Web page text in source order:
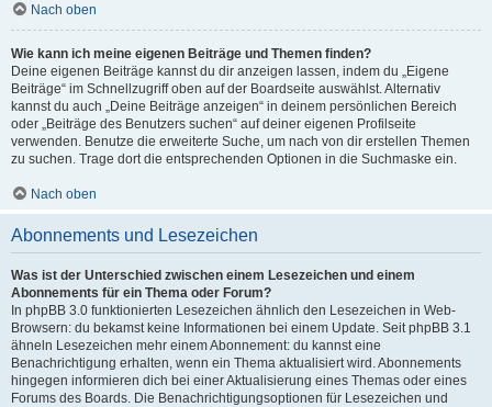
Nach oben
Wie kann ich meine eigenen Beiträge und Themen finden?
Deine eigenen Beiträge kannst du dir anzeigen lassen, indem du „Eigene
Beiträge“ im Schnellzugriff oben auf der Boardseite auswählst. Alternativ
kannst du auch „Deine Beiträge anzeigen“ in deinem persönlichen Bereich
oder „Beiträge des Benutzers suchen“ auf deiner eigenen Profilseite
verwenden. Benutze die erweiterte Suche, um nach von dir erstellen Themen
zu suchen. Trage dort die entsprechenden Optionen in die Suchmaske ein.
Nach oben
Abonnements und Lesezeichen
Was ist der Unterschied zwischen einem Lesezeichen und einem
Abonnements für ein Thema oder Forum?
In phpBB 3.0 funktionierten Lesezeichen ähnlich den Lesezeichen in Web-
Browsern: du bekamst keine Informationen bei einem Update. Seit phpBB 3.1
ähneln Lesezeichen mehr einem Abonnement: du kannst eine
Benachrichtigung erhalten, wenn ein Thema aktualisiert wird. Abonnements
hingegen informieren dich bei einer Aktualisierung eines Themas oder eines
Forums des Boards. Die Benachrichtigungsoptionen für Lesezeichen und